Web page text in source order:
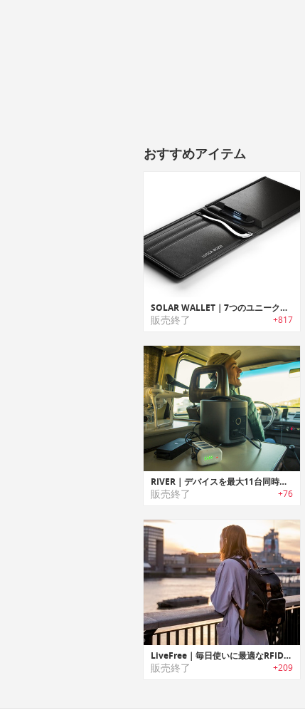
おすすめアイテム
SOLAR WALLET｜7つのユニークなスマート機能を搭載したソーラーチャージャー内蔵イタリアンウォレット「ソーラーウォレット」
販売終了 +817
RIVER｜デバイスを最大11台同時に充電可能なパワフルモバイルパワーステーション「リバー」
販売終了 +76
LiveFree｜毎日使いに最適なRFID保護/ワイヤレスチャージャー機能を搭載したバックパック「リブフリー」
販売終了 +209